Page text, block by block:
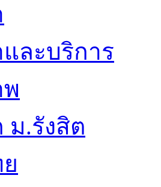
ละบริการ
ม.รังสิต